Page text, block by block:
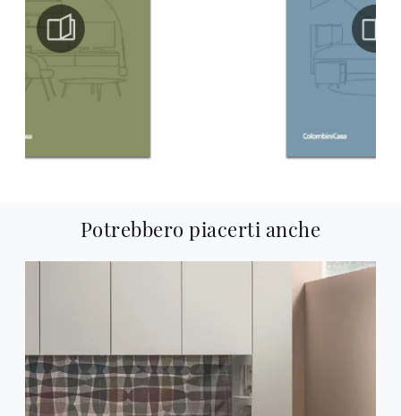
Potrebbero piacerti anche